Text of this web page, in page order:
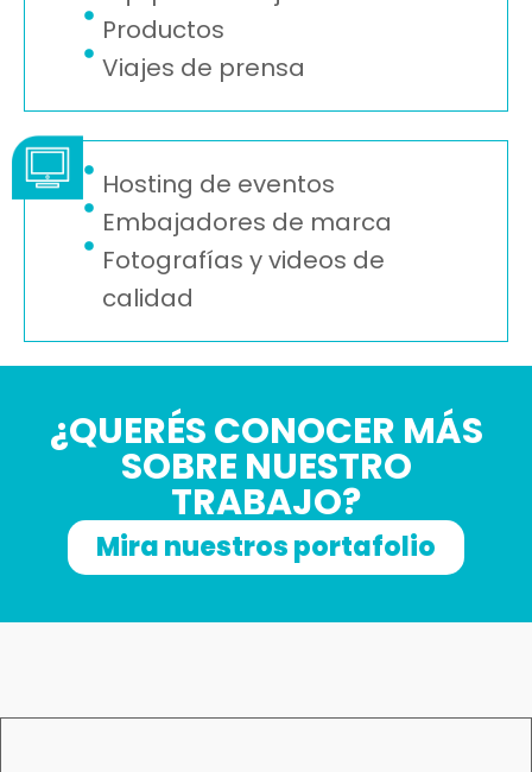
Productos
Viajes de prensa
Hosting de eventos
Embajadores de marca
Fotografías y videos de
calidad
¿QUERÉS CONOCER MÁS
SOBRE NUESTRO
TRABAJO?
Mira nuestros portafolio